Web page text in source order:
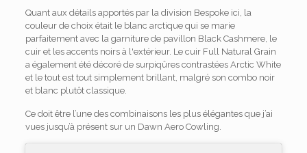
Quant aux détails apportés par la division Bespoke ici, la
couleur de choix était le blanc arctique qui se marie
parfaitement avec la garniture de pavillon Black Cashmere, le
cuir et les accents noirs à l'extérieur. Le cuir Full Natural Grain
a également été décoré de surpiqûres contrastées Arctic White
et le tout est tout simplement brillant, malgré son combo noir
et blanc plutôt classique.
Ce doit être l’une des combinaisons les plus élégantes que j’ai
vues jusqu’à présent sur un Dawn Aero Cowling.